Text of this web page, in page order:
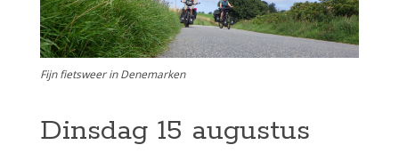
Fijn fietsweer in Denemarken
Dinsdag 15 augustus